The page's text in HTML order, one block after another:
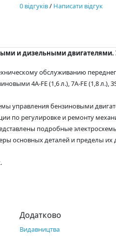
0 відгуків/ Написати відгук
и дизельными
обслуживанию
4A-FE (1,6 л.), 7A-FE (1,8 л.),
управления бензиновыми
по регулировке и ремонту
подробные
основных деталей и пределы их
Додатково
Видавництва